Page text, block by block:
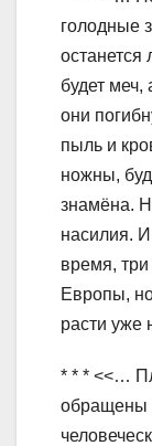
голодные
будет меч,
они
пыль и
ножны,
знамёна.
насилия. И
время,
Европы,
расти уже
* * * <<…
обращены